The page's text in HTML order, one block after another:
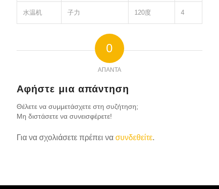
水温机 子力 120度 4
0
ΑΠΑΝΤΆ
Αφήστε μια απάντηση
Θέλετε να συμμετάσχετε στη συζήτηση;
Μη διστάσετε να συνεισφέρετε!
Για να σχολιάσετε πρέπει να συνδεθείτε.